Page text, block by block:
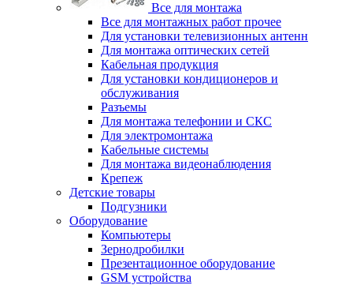
Все для монтажа
Все для монтажных работ прочее
Для установки телевизионных антенн
Для монтажа оптических сетей
Кабельная продукция
Для установки кондиционеров и
обслуживания
Разъемы
Для монтажа телефонии и СКС
Для электромонтажа
Кабельные системы
Для монтажа видеонаблюдения
Крепеж
Детские товары
Подгузники
Оборудование
Компьютеры
Зернодробилки
Презентационное оборудование
GSM устройства